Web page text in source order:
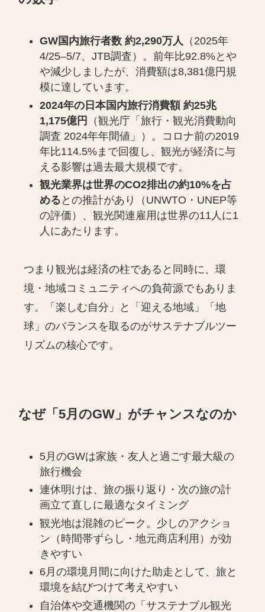
GW国内旅行者数 約2,290万人 （2025年
4/25–5/7、JTB調査）。前年比92.8%とや
や減少しましたが、消費額は8,381億円規
模に達しています。
2024年の日本国内旅行消費額 約25兆
1,175億円
（観光庁「旅行・観光消費動向
調査 2024年年間値」）。コロナ前の2019
年比114.5%まで回復し、観光が経済に与
える影響は過去最大規模です。
観光業界は世界のCO2排出の約10%を占
める との推計があり（UNWTO・UNEP等
の評価）、観光関連雇用は世界の11人に1
人にあたります。
つまり観光は経済の柱であると同時に、環
境・地域コミュニティへの負荷源でもありま
す。「楽しむ自分」と「迎える地域」「地
球」のバランスを取るのがサステナブルツー
リズムの核心です。
なぜ「5月のGW」がチャンスなのか
5月のGWは家族・友人と過ごす最大級の
旅行機会
連休明けは、旅の振り返り・次の旅の計
画立て直しに最適なタイミング
観光地は混雑のピーク。少しのアクショ
ン（時間帯ずらし・地元商店利用）が効
きやすい
6月の環境月間に向けた助走として、旅と
環境を結びつけて考えやすい
自治体や交通機関の「サステナブル観光